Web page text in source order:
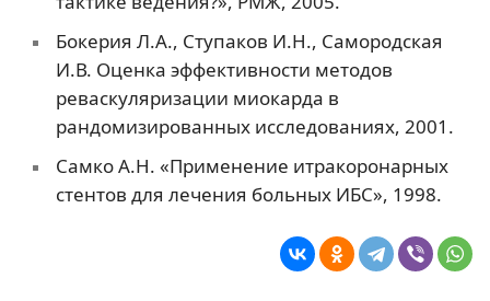
Бокерия Л.А., Ступаков И.Н., Самородская
И.В. Оценка эффективности методов
реваскуляризации миокарда в
рандомизированных исследованиях, 2001.
Самко А.Н. «Применение итракоронарных
стентов для лечения больных ИБС», 1998.